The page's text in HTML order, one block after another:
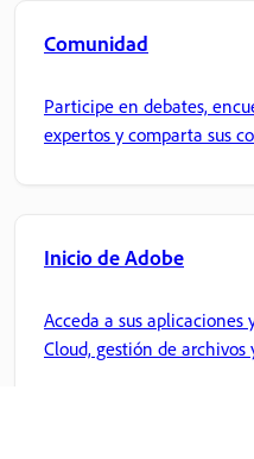
Comunidad
Participe en debates,
expertos y comparta sus
Inicio de Adobe
Acceda a sus aplicaciones
Cloud, gestión de archivos